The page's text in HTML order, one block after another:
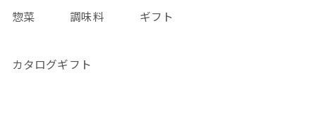
惣菜 調味料 ギフト
カタログギフト